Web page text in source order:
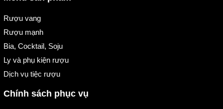
Rượu vang
Rượu mạnh
Bia, Cocktail, Soju
Ly và phụ kiện rượu
Dịch vụ tiệc rượu
Chính sách phục vụ